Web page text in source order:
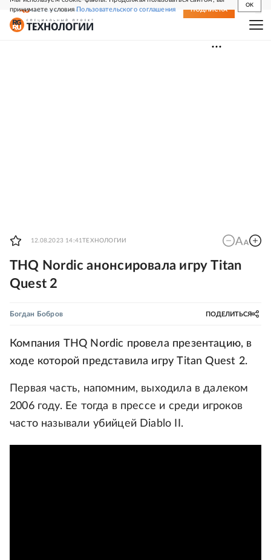
принимаете условияПользовательского соглашения
OK
СВЕЖИЙ НОМЕР ПОДПИСКА
12.08.2023 14:41ТЕХНОЛОГИИ
THQ Nordic анонсировала игру Titan
Quest 2
Богдан Бобров ПОДЕЛИТЬСЯ
Компания THQ Nordic провела презентацию, в
ходе которой представила игру Titan Quest 2.
Первая часть, напомним, выходила в далеком
2006 году. Ее тогда в прессе и среди игроков
часто называли убийцей Diablo II.